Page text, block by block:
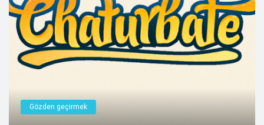
Gözden geçirmek